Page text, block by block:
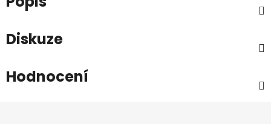
Diskuze
Hodnocení